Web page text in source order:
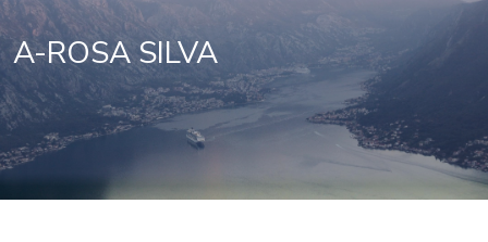
A-ROSA SILVA